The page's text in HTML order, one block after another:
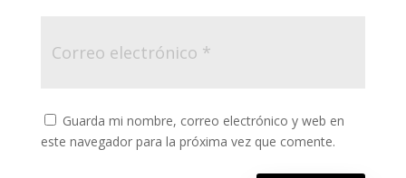
Guarda mi nombre, correo electrónico y web en
este navegador para la próxima vez que comente.